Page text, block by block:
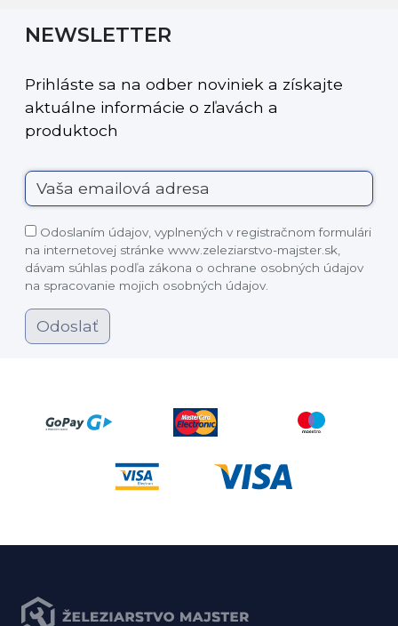
NEWSLETTER
Prihláste sa na odber noviniek a získajte
aktuálne informácie o zľavách a
produktoch
Odoslaním údajov, vyplnených v registračnom formulári
na internetovej stránke www.zeleziarstvo-majster.sk,
dávam súhlas podľa zákona o ochrane osobných údajov
na spracovanie mojich osobných údajov.
Odoslať